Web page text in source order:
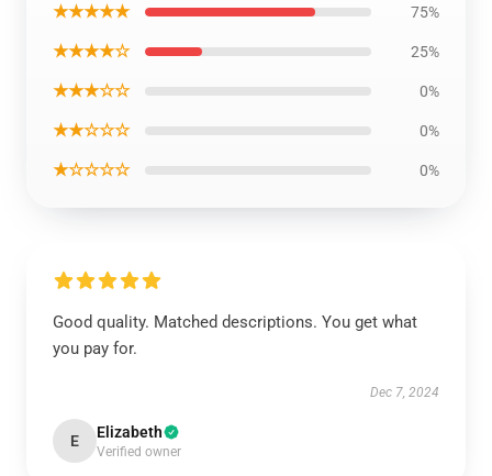
★★★★★ 75%
★★★★☆ 25%
★★★☆☆ 0%
★★☆☆☆ 0%
★☆☆☆☆ 0%
Good quality. Matched descriptions. You get what
you pay for.
Dec 7, 2024
E Elizabeth
Verified owner